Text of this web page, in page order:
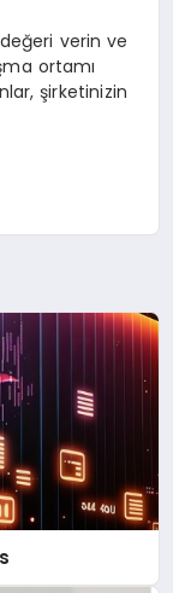
değeri verin ve
ortamı
şirketinizin